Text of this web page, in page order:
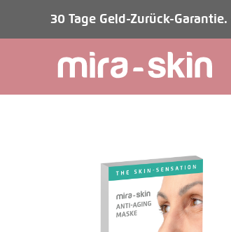
30 Tage Geld-Zurück-Garantie.